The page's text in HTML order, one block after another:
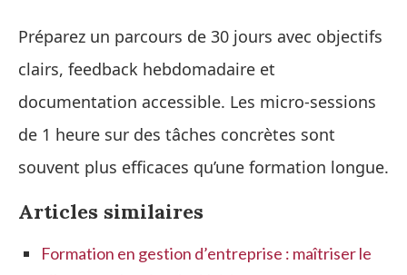
Préparez un parcours de 30 jours avec objectifs
clairs, feedback hebdomadaire et
documentation accessible. Les micro‑sessions
de 1 heure sur des tâches concrètes sont
souvent plus efficaces qu’une formation longue.
Articles similaires
Formation en gestion d’entreprise : maîtriser le